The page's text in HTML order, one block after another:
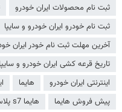
ثبت نام محصولات ایران خودرو
ثبت نام خودرو ایران خودرو و سایپا
آخرین مهلت ثبت نام خودر ایران
تاریخ قرعه کشی ایران خودرو و سایپا
اینترنتی ایران خودرو
هایما
پیش فروش هایما
هایما s7 پلاس توربو اتوماتیک